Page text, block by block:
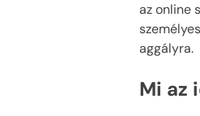
az online
aggályra.
Mi az